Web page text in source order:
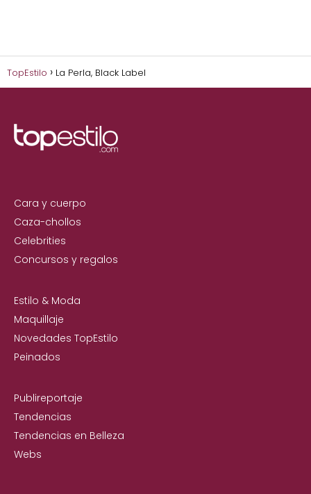
TopEstilo La Perla, Black Label
Cara y cuerpo
Caza-chollos
Celebrities
Concursos y regalos
Estilo & Moda
Maquillaje
Novedades TopEstilo
Peinados
Publireportaje
Tendencias
Tendencias en Belleza
Webs